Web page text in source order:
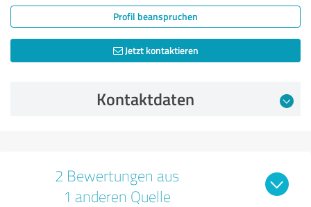
Profil beanspruchen
Jetzt kontaktieren
Kontaktdaten
2 Bewertungen aus
1 anderen Quelle